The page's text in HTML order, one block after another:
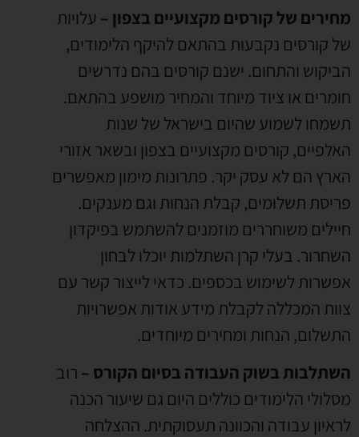
מחירים של קורסים מקצועיים בצפון – עלויות
של קורסים נקבעות בהתאם להיקף הלימודים,
הביקוש והתחום. ישנם קורסים בהם נדרשים
חומרים או ציוד מיוחד והמחיר מושפע בהתאם.
תשמחו לשמוע שהיום בישראל של שנות
האלפיים, קורסים מקצועיים בצפון ובשאר אזורי
הארץ הם לא עסק יקר. פתרונות מימון מאפשרים
פריסת תשלומים, קבלת הנחות וגם מענקים.
חיילים משוחררים מוזמנים להשתמש בפיקדון
השחרור. בעלי קרן השתלמות יוכלו לבחון
אפשרות לשימוש בכספים. כדאי לייצור קשר עם
צוות המכללה לקבלת מידע אודות אפשרויות
התשלום, הנחות ומחירים מיוחדים.
השתלבות בשוק העבודה בסיום הקורס – רוב
מסלולי הלימודים כוללים היום גם שיעור הכנה
לראיון עבודה והכוונה תעסוקתית. ההצלחה